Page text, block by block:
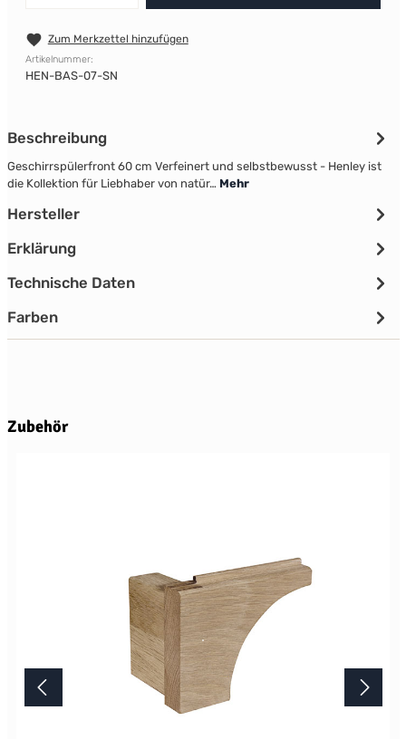
Zum Merkzettel hinzufügen
Artikelnummer:
HEN-BAS-07-SN
Beschreibung
Geschirrspülerfront 60 cm Verfeinert und selbstbewusst - Henley ist
die Kollektion für Liebhaber von natür… Mehr
Hersteller
Erklärung
Technische Daten
Farben
Produktgalerie überspringen
Zubehör